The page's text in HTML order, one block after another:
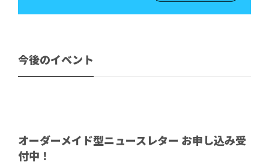
今後のイベント
オーダーメイド型ニュースレター お申し込み受
付中！